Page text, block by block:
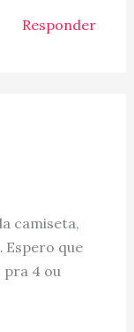
Responder
camiseta,
Espero que
4 ou